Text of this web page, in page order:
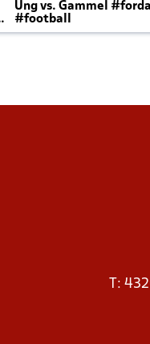
Ung vs. Gammel
#football
T: